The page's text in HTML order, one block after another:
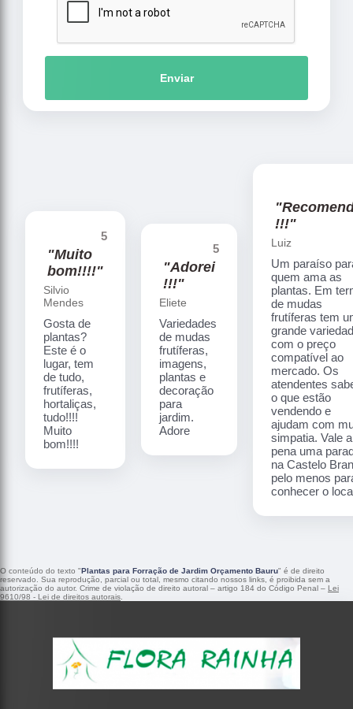
Enviar
5
"Muito
bom!!!!"
Silvio
Mendes
Gosta de
plantas?
Este é o
lugar, tem
de tudo,
frutíferas,
hortaliças,
tudo!!!!
Muito
bom!!!!
5
"Adorei
!!!"
Eliete
Variedades
de mudas
frutíferas,
imagens,
plantas e
decoração
para
jardim.
Adore
!!!"
Luiz
Um paraíso
quem ama as
plantas. Em
de mudas
frutíferas tem
grande
com o preço
compatível ao
mercado. Os
atendentes
o que estão
vendendo e
ajudam com
simpatia. Vale a
pena uma
na Castelo
pelo menos
conhecer o
O conteúdo do texto "Plantas para Forração de Jardim Orçamento Bauru" é de direito
reservado. Sua reprodução, parcial ou total, mesmo citando nossos links, é proibida sem a
autorização do autor. Crime de violação de direito autoral – artigo 184 do Código Penal – Lei
9610/98 - Lei de direitos autorais